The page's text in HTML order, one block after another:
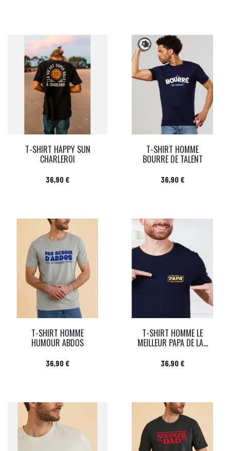
T-SHIRT HAPPY SUN
CHARLEROI
Prix
36,90 €
T-SHIRT HOMME
BOURRE DE TALENT
Prix
36,90 €
T-SHIRT HOMME
HUMOUR ABDOS
Prix
36,90 €
T-SHIRT HOMME LE
MEILLEUR PAPA DE LA...
Prix
36,90 €